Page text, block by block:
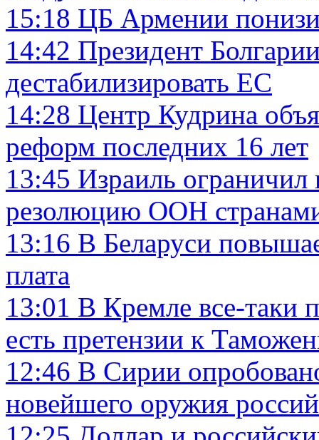
15:18 ЦБ Армении
14:42 Президент
дестабилизировать ЕС
14:28 Центр Кудрина
реформ последних 16 лет
13:45 Израиль
резолюцию ООН
13:16 В Беларуси
плата
13:01 В Кремле все-таки
есть претензии к
12:46 В Сирии
новейшего оружия